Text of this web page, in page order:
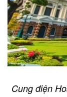
Cung điện